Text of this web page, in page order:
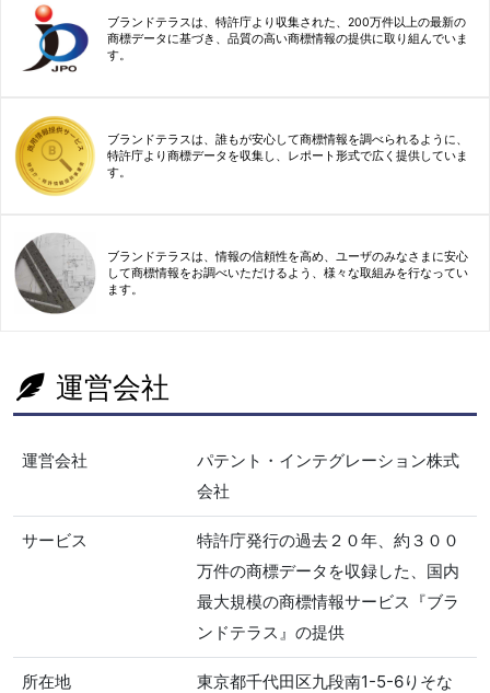
ブランドテラスは、特許庁より収集された、200万件以上の最新の
商標データに基づき、品質の高い商標情報の提供に取り組んでいま
す。
ブランドテラスは、誰もが安心して商標情報を調べられるように、
特許庁より商標データを収集し、レポート形式で広く提供していま
す。
ブランドテラスは、情報の信頼性を高め、ユーザのみなさまに安心
して商標情報をお調べいただけるよう、様々な取組みを行なってい
ます。
運営会社
運営会社
パテント・インテグレーション株式
会社
サービス
特許庁発行の過去２０年、約３００
万件の商標データを収録した、国内
最大規模の商標情報サービス『ブラ
ンドテラス』の提供
所在地
東京都千代田区九段南1-5-6りそな